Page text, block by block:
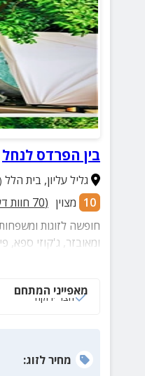
בין הפרדס לנחל
גליל עליון, בית הלל
10 מצוין (
70 חוות
חופשה לזוגות
ומאובזר, ג'קוזי ספא,
עמדת מנגל, בריכה
מאפייני המתחם
חצר ירוקה
מחירלזוג: